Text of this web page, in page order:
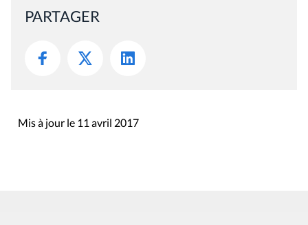
PARTAGER
Mis à jour le 11 avril 2017